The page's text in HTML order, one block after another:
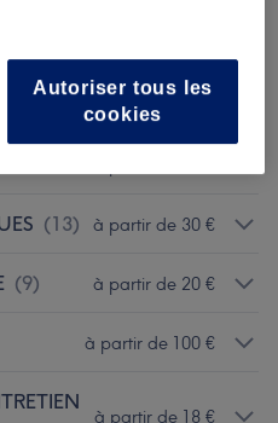
à partir de 10 €
(13) à partir de 30 €
(9) à partir de 20 €
à partir de 100 €
à partir de 18 €
Autoriser tous les
cookies